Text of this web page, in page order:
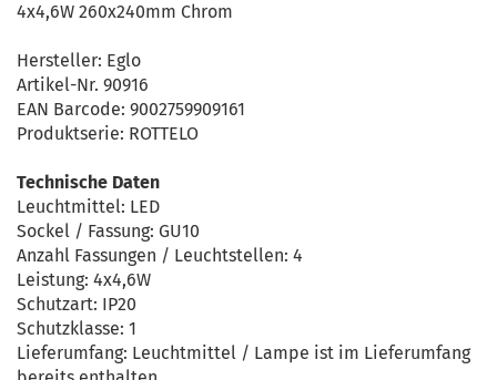
4x4,6W 260x240mm Chrom
Hersteller: Eglo
Artikel-Nr. 90916
EAN Barcode: 9002759909161
Produktserie: ROTTELO
Technische Daten
Leuchtmittel: LED
Sockel / Fassung: GU10
Anzahl Fassungen / Leuchtstellen: 4
Leistung: 4x4,6W
Schutzart: IP20
Schutzklasse: 1
Lieferumfang: Leuchtmittel / Lampe ist im Lieferumfang